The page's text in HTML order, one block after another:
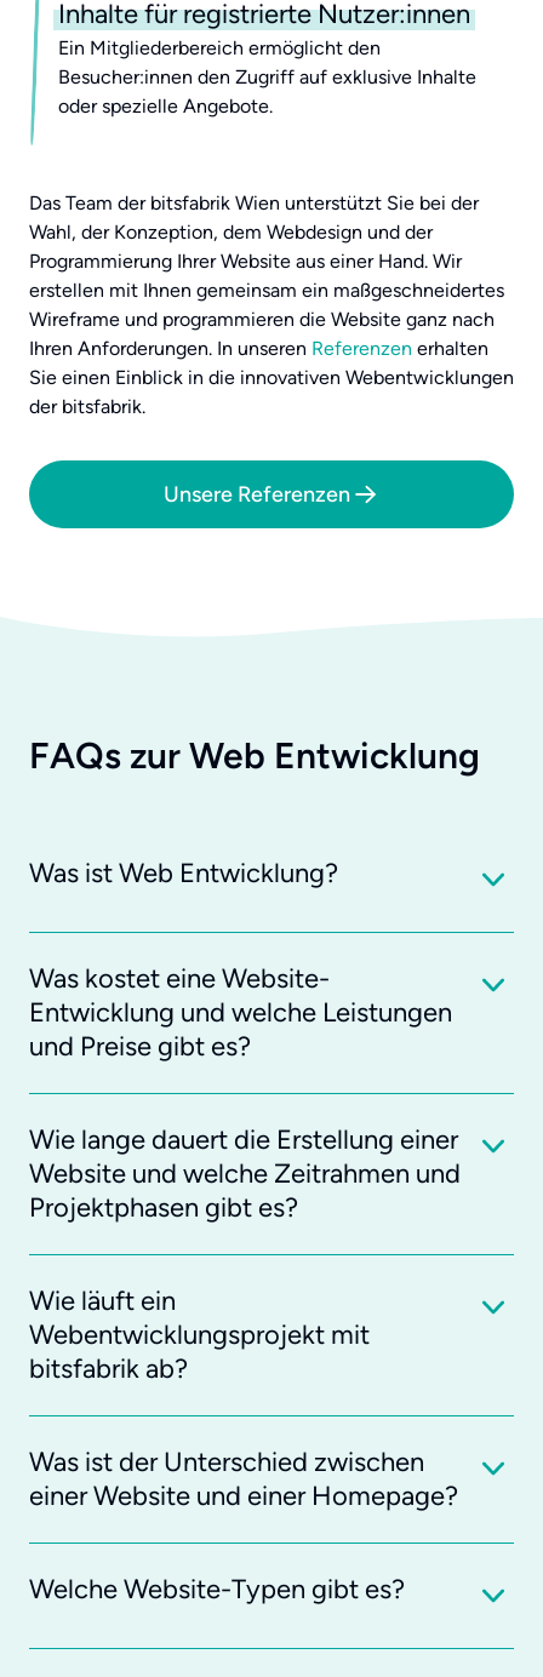
Inhalte für registrierte Nutzer:innen
Ein Mitgliederbereich ermöglicht den
Besucher:innen den Zugriff auf exklusive Inhalte
oder spezielle Angebote.
Das Team der bitsfabrik Wien unterstützt Sie bei der
Wahl, der Konzeption, dem Webdesign und der
Programmierung Ihrer Website aus einer Hand. Wir
erstellen mit Ihnen gemeinsam ein maßgeschneidertes
Wireframe und programmieren die Website ganz nach
Ihren Anforderungen. In unseren Referenzen erhalten
Sie einen Einblick in die innovativen Webentwicklungen
der bitsfabrik.
Unsere Referenzen
FAQs zur Web Entwicklung
Was ist Web Entwicklung?
Was kostet eine Website-
Entwicklung und welche Leistungen
und Preise gibt es?
Wie lange dauert die Erstellung einer
Website und welche Zeitrahmen und
Projektphasen gibt es?
Wie läuft ein
Webentwicklungsprojekt mit
bitsfabrik ab?
Was ist der Unterschied zwischen
einer Website und einer Homepage?
Welche Website-Typen gibt es?